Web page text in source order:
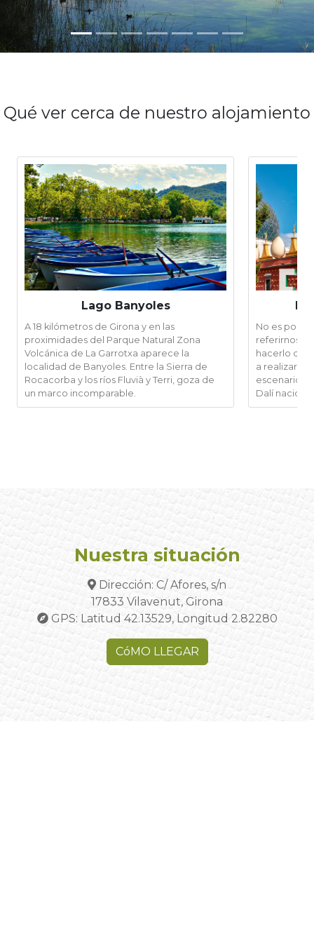
Qué ver cerca de nuestro alojamiento
Lago Banyoles
A 18 kilómetros de Girona y en las
proximidades del Parque Natural Zona
Volcánica de La Garrotxa aparece la
localidad de Banyoles. Entre la Sierra de
Rocacorba y los ríos Fluvià y Terri, goza de
un marco incomparable.
No es
referirnos a
hacerlo de
a realizar
escenarios
Dalí nació,
Nuestra situación
Dirección: C/ Afores, s/n
17833 Vilavenut, Girona
GPS: Latitud 42.13529, Longitud 2.82280
CóMO LLEGAR